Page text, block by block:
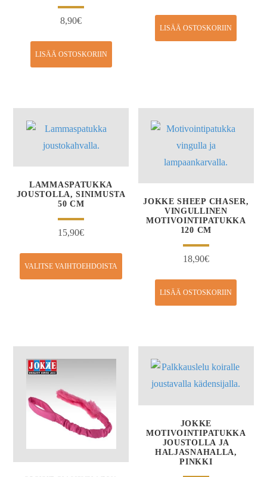
8,90€
LISÄÄ OSTOSKORIIN
LISÄÄ OSTOSKORIIN
LAMMASPATUKKA
JOUSTOLLA, SINIMUSTA
50 CM
15,90€
VALITSE VAIHTOEHDOISTA
JOKKE SHEEP CHASER,
VINGULLINEN
MOTIVOINTIPATUKKA
120 CM
18,90€
LISÄÄ OSTOSKORIIN
JOKKE
MOTIVOINTIPATUKKA
JOUSTOLLA JA
HALJASNAHALLA,
PINKKI